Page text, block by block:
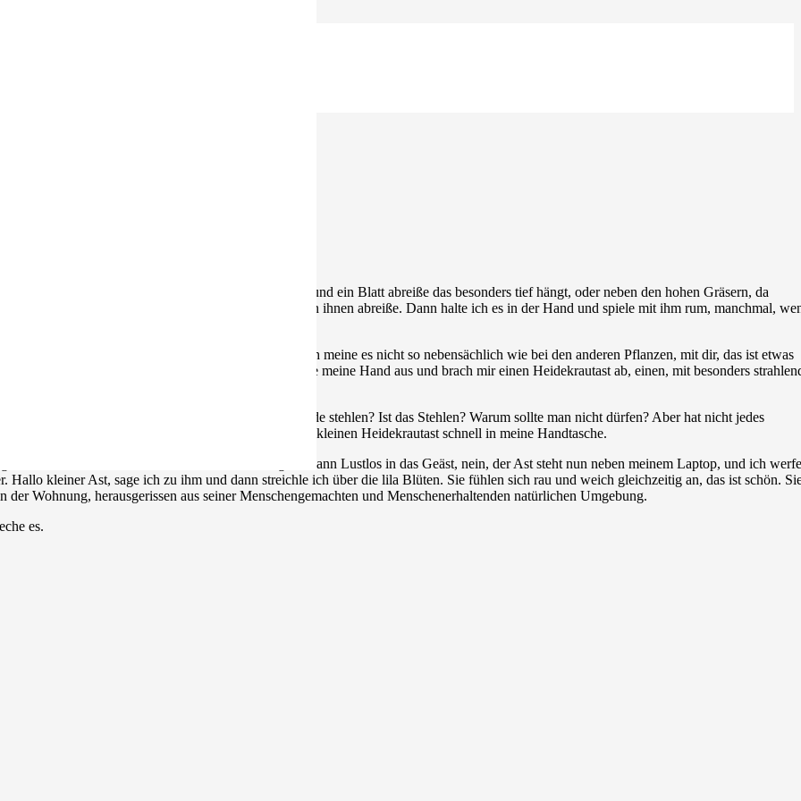
so, wie wenn ich an einem Baum vorbeilaufe und ein Blatt abreiße das besonders tief hängt, oder neben den hohen Gräsern, da
ich meine Handmuskeln doch anspanne und eines von ihnen abreiße. Dann halte ich es in der Hand und spiele mit ihm rum, manchmal,
Naturmädchen.
nun: auch du unter meinen Opfern. Aber Heide, ich meine es nicht so nebensächlich wie bei den anderen Pflanzen, mit dir, das ist etwas
hockte, kam es einfach über mich. Und ich streckte meine Hand aus und brach mir einen Heidekrautast ab, einen, mit besonders
das darf. Darf man einen kleinen Ast aus der Heide stehlen? Ist das Stehlen? Warum sollte man nicht dürfen? Aber hat nicht jedes
sie mir erklärt. Um sicher zu gehen, steckte ich den kleinen Heidekrautast schnell in meine Handtasche.
habe, schmeiße ich nicht einfach so irgendwann Lustlos in das Geäst, nein, der Ast steht nun neben meinem Laptop, und ich werfe
kleiner Ast, sage ich zu ihm und dann streichle ich über die lila Blüten. Sie fühlen sich rau und weich gleichzeitig an, das ist schön.
Wohnung, herausgerissen aus seiner Menschengemachten und Menschenerhaltenden natürlichen Umgebung.
es.